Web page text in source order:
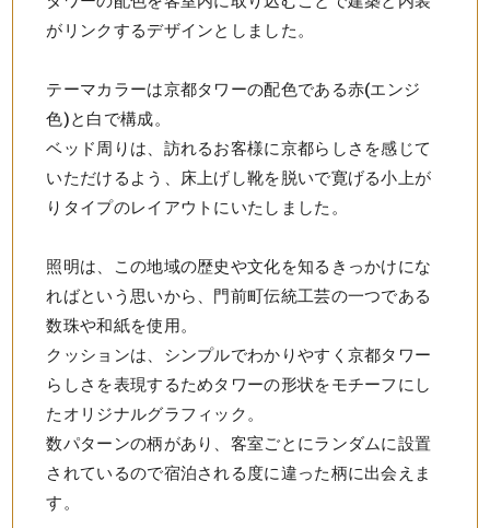
がリンクするデザインとしました。
テーマカラーは京都タワーの配色である赤(エンジ
色)と白で構成。
ベッド周りは、訪れるお客様に京都らしさを感じて
いただけるよう、床上げし靴を脱いで寛げる小上が
りタイプのレイアウトにいたしました。
照明は、この地域の歴史や文化を知るきっかけにな
ればという思いから、門前町伝統工芸の一つである
数珠や和紙を使用。
クッションは、シンプルでわかりやすく京都タワー
らしさを表現するためタワーの形状をモチーフにし
たオリジナルグラフィック。
数パターンの柄があり、客室ごとにランダムに設置
されているので宿泊される度に違った柄に出会えま
す。